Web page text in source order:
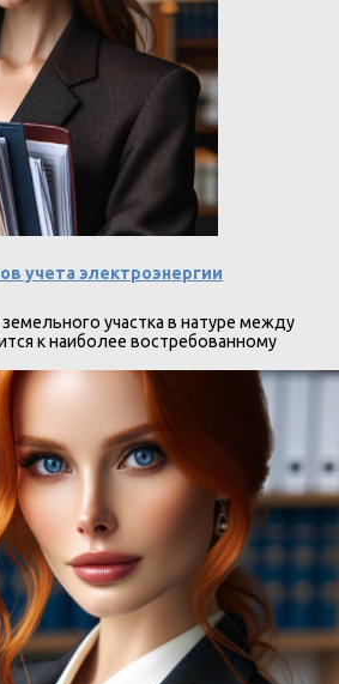
учета электроэнергии
участка в натуре между
к наиболее востребованному